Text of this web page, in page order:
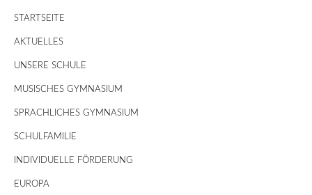
STARTSEITE
AKTUELLES
UNSERE SCHULE
MUSISCHES GYMNASIUM
SPRACHLICHES GYMNASIUM
SCHULFAMILIE
INDIVIDUELLE FÖRDERUNG
EUROPA